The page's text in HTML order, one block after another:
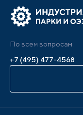
По всем вопросам:
+7 (495) 477-4568